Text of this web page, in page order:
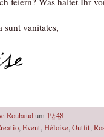
sunt vanitates,
Roubaudum 19:48
,Event,Héloise,Outfit,